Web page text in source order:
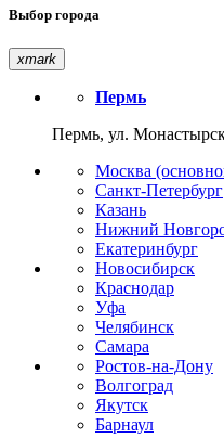
Выбор города
xmark
Пермь
Пермь, ул.
Москва
Санкт-Петербург
Казань
Нижний
Екатеринбург
Новосибирск
Краснодар
Уфа
Челябинск
Самара
Ростов-на-Дону
Волгоград
Якутск
Барнаул